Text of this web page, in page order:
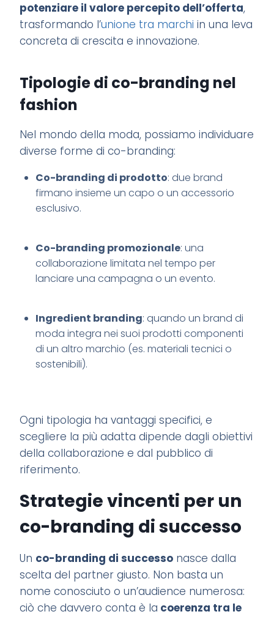
potenziare il valore percepito dell’offerta,
trasformando l’unione tra marchi in una leva
concreta di crescita e innovazione.
Tipologie di co-branding nel
fashion
Nel mondo della moda, possiamo individuare
diverse forme di co-branding:
Co-branding di prodotto: due brand
firmano insieme un capo o un accessorio
esclusivo.
Co-branding promozionale: una
collaborazione limitata nel tempo per
lanciare una campagna o un evento.
Ingredient branding: quando un brand di
moda integra nei suoi prodotti componenti
di un altro marchio (es. materiali tecnici o
sostenibili).
Ogni tipologia ha vantaggi specifici, e
scegliere la più adatta dipende dagli obiettivi
della collaborazione e dal pubblico di
riferimento.
Strategie vincenti per un
co-branding di successo
​​Un co-branding di successo nasce dalla
scelta del partner giusto. Non basta un
nome conosciuto o un’audience numerosa:
ciò che davvero conta è la coerenza tra le